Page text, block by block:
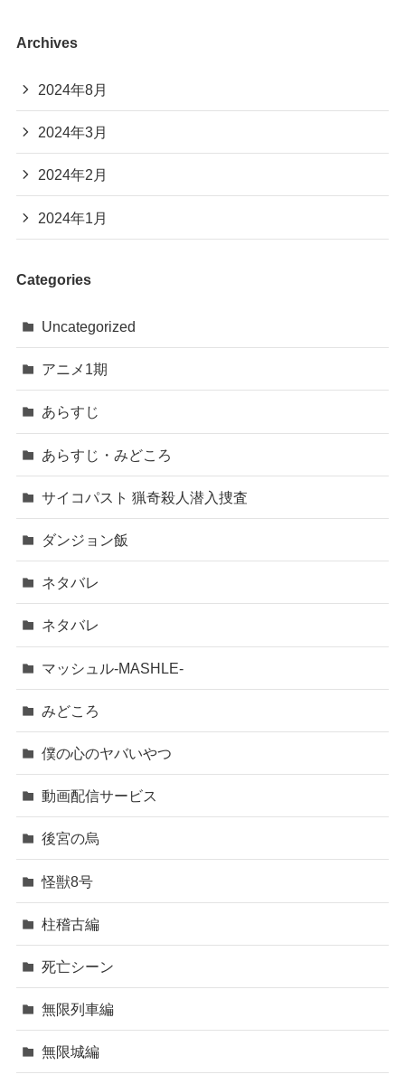
Archives
2024年8月
2024年3月
2024年2月
2024年1月
Categories
Uncategorized
アニメ1期
あらすじ
あらすじ・みどころ
サイコパスト 猟奇殺人潜入捜査
ダンジョン飯
ネタバレ
ネタバレ
マッシュル-MASHLE-
みどころ
僕の心のヤバいやつ
動画配信サービス
後宮の烏
怪獣8号
柱稽古編
死亡シーン
無限列車編
無限城編